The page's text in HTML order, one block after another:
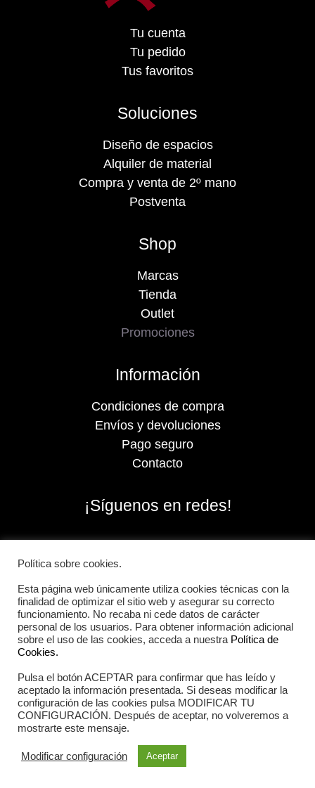
Tu cuenta
Tu pedido
Tus favoritos
Soluciones
Diseño de espacios
Alquiler de material
Compra y venta de 2º mano
Postventa
Shop
Marcas
Tienda
Outlet
Promociones
Información
Condiciones de compra
Envíos y devoluciones
Pago seguro
Contacto
¡Síguenos en redes!
2026 Iberian Sportech © Todos los derechos
reservados.
Política sobre cookies.
Esta página web únicamente utiliza cookies técnicas con la
finalidad de optimizar el sitio web y asegurar su correcto
funcionamiento. No recaba ni cede datos de carácter
personal de los usuarios. Para obtener información adicional
sobre el uso de las cookies, acceda a nuestra Política de
Cookies.
Pulsa el botón ACEPTAR para confirmar que has leído y
aceptado la información presentada. Si deseas modificar la
configuración de las cookies pulsa MODIFICAR TU
CONFIGURACIÓN. Después de aceptar, no volveremos a
mostrarte este mensaje.
Modificar configuración Aceptar